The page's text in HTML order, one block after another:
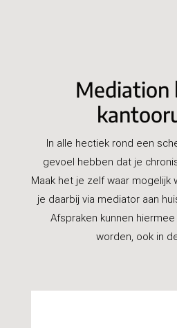
Mediation
In alle hectiek rond een
gevoel hebben dat je
Maak het je zelf waar mogelijk
je daarbij via mediator aan
Afspraken kunnen
worden, ook in